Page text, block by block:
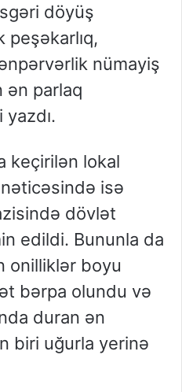
döyüş
peşəkarlıq,
nümayiş
ən parlaq
keçirilən lokal
isə
dövlət
edildi. Bununla da
onilliklər boyu
bərpa olundu və
duran ən
biri uğurla yerinə